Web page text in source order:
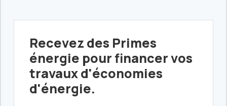
Recevez des Primes
énergie pour financer vos
travaux d'économies
d'énergie.